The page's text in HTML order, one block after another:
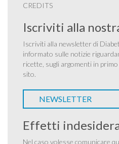
CREDITS
Iscriviti alla
Iscriviti alla newsletter di
informato sulle notizie
ricette, sugli argomenti in
sito.
NEWSLETTER
Effetti
Nel caso volesse comunicare